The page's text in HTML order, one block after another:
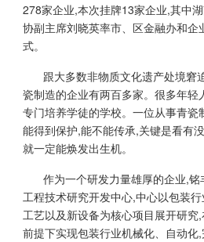
278家企业,本次挂牌13家企业,其中
协副主席刘晓英率市、区金融办和企
式。
跟大多数非物质文化遗产处境窘
瓷制造的企业有两百多家。很多年
专门培养学徒的学校。一位从事青瓷
能得到保护,能不能传承,关键是看有
就一定能焕发出生机。
作为一个研发力量雄厚的企业,
工程技术研究开发中心,中心以包装
工艺以及新设备为核心项目展开研究
前提下实现包装行业机械化、自动化